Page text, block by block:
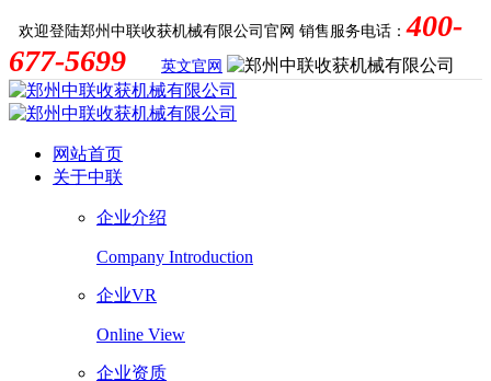
欢迎登陆郑州中联收获机械有限公司官网 销售服务电话：400-
677-5699
英文官网
网站首页
关于中联
企业介绍
Company Introduction
企业VR
Online View
企业资质